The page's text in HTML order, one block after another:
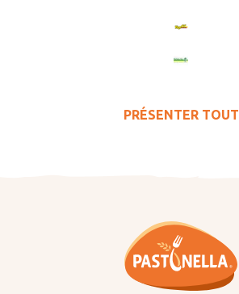
PRÉSENTER TOUT